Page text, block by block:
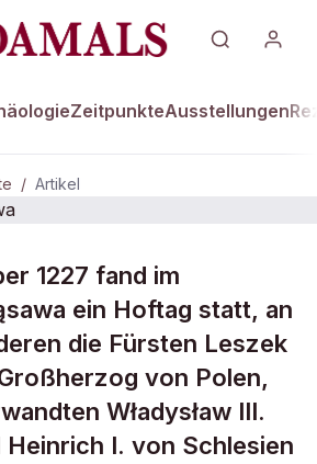
ZeitpunkteAusstellungen
/ Artikel
1227 fand im
ein Hoftag statt, an
die Fürsten Leszek
von Polen,
Władysław III.
Heinrich I. von Schlesien